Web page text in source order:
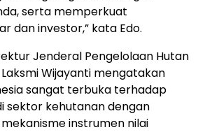
serta memperkuat
dan investor,” kata Edo.
Jenderal Pengelolaan Hutan
Wijayanti mengatakan
sangat terbuka terhadap
sektor kehutanan dengan
instrumen nilai